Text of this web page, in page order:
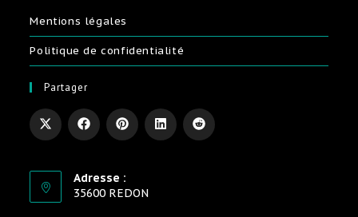
Mentions légales
Politique de confidentialité
Partager
Adresse :
35600 REDON